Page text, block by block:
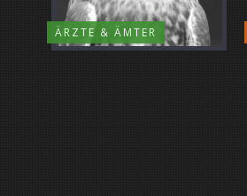
ÄRZTE & ÄMTER